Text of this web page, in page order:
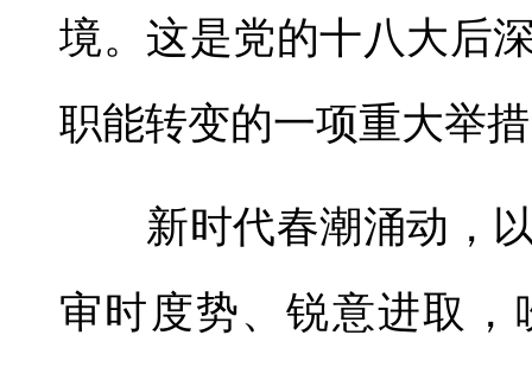
境。这是党的十八大后
职能转变的一项重大举
新时代春潮涌动，以
审时度势、锐意进取